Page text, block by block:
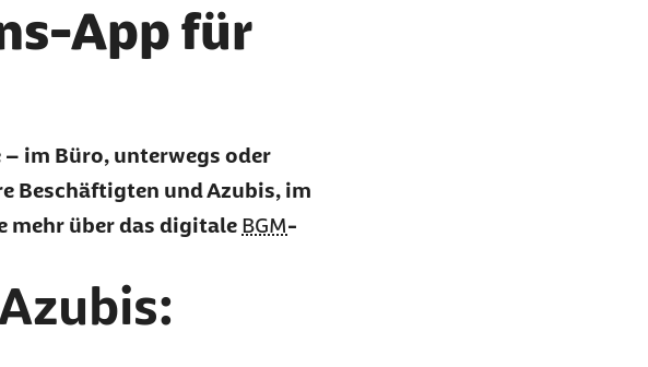
App für
im Büro, unterwegs oder
Beschäftigten und Azubis, im
mehr über das digitale BGM-